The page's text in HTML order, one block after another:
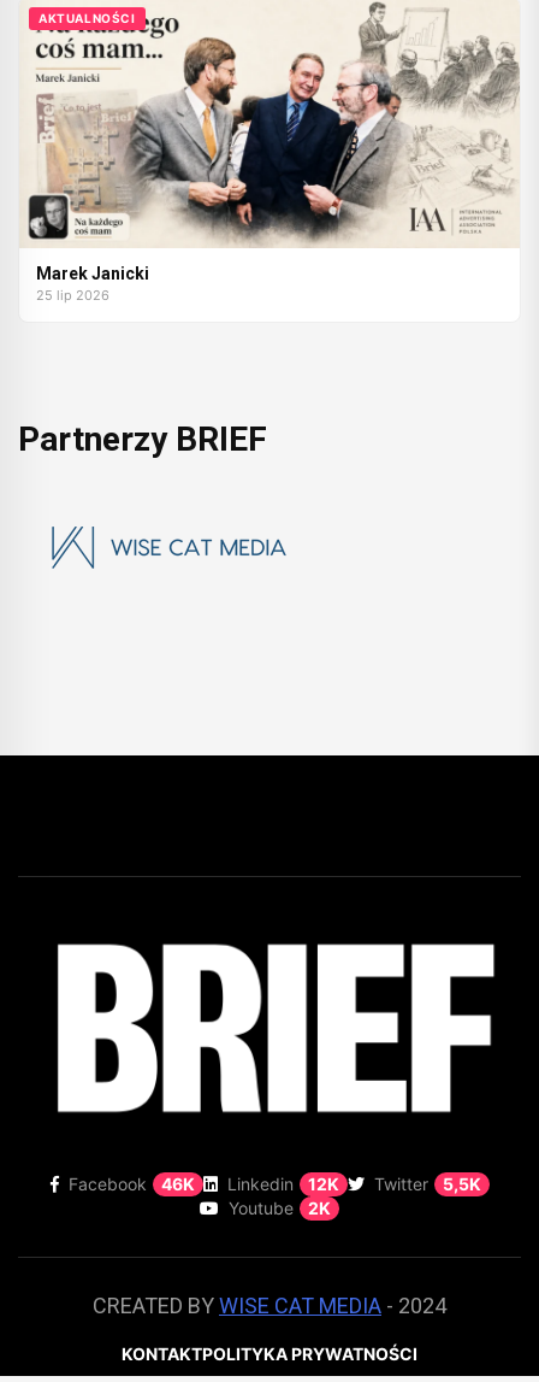
AKTUALNOŚCI
Marek Janicki
25 lip 2026
Partnerzy BRIEF
Facebook 46K Linkedin 12K Twitter
5,5K
Youtube
2K
CREATED BYWISE CAT MEDIA - 2024
KONTAKTPOLITYKA PRYWATNOŚCI